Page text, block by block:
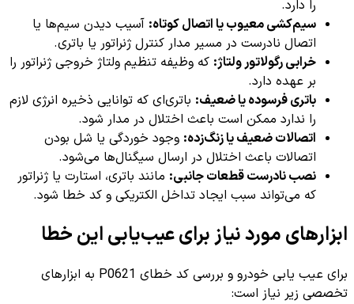
را دارد.
سیم‌کشی معیوب یا اتصال کوتاه: آسیب دیدن سیم‌ها یا
اتصال نادرست در مسیر مدار کنترل ژنراتور یا باتری.
خرابی رگولاتور ولتاژ: که وظیفه تنظیم ولتاژ خروجی ژنراتور را
بر عهده دارد.
باتری فرسوده یا ضعیف: باتری‌ای که توانایی ذخیره انرژی لازم
را ندارد ممکن است باعث اختلال در مدار شود.
اتصالات ضعیف یا زنگ‌زده: وجود خوردگی یا شل بودن
اتصالات باعث اختلال در ارسال سیگنال‌ها می‌شود.
نصب نادرست قطعات جانبی: مانند باتری، استارت یا ژنراتور
که می‌تواند سبب ایجاد تداخل الکتریکی و کد خطا شود.
ابزارهای مورد نیاز برای عیب‌یابی این خطا
برای عیب یابی خودرو و بررسی کد خطای P0621 به ابزارهای
تخصصی زیر نیاز است: